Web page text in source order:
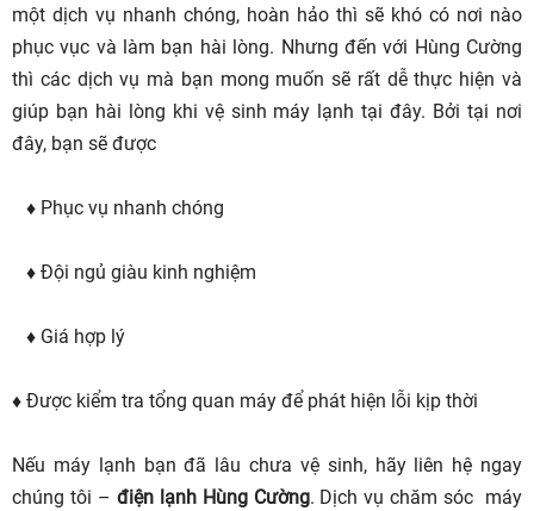
một dịch vụ nhanh chóng, hoàn hảo thì sẽ khó có nơi nào
phục vục và làm bạn hài lòng. Nhưng đến với Hùng Cường
thì các dịch vụ mà bạn mong muốn sẽ rất dễ thực hiện và
giúp bạn hài lòng khi vệ sinh máy lạnh tại đây. Bởi tại nơi
đây, bạn sẽ được
♦ Phục vụ nhanh chóng
♦ Đội ngủ giàu kinh nghiệm
♦ Giá hợp lý
♦ Được kiểm tra tổng quan máy để phát hiện lỗi kịp thời
Nếu máy lạnh bạn đã lâu chưa vệ sinh, hãy liên hệ ngay
chúng tôi – điện lạnh Hùng Cường. Dịch vụ chăm sóc máy